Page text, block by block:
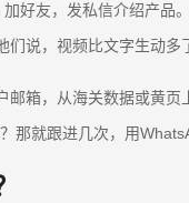
好友，发私信介绍产
说，视频比文字生动多
箱，从海关数据或黄
那就跟进几次，用